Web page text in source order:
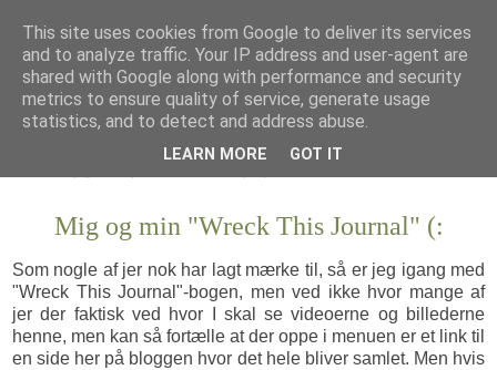
Mig og min "Wreck This Journal" (:
Som nogle af jer nok har lagt mærke til, så er jeg igang med
"Wreck This Journal"-bogen, men ved ikke hvor mange af
jer der faktisk ved hvor I skal se videoerne og billederne
henne, men kan så fortælle at der oppe i menuen er et link til
en side her på bloggen hvor det hele bliver samlet. Men hvis
This site uses cookies from Google to deliver its services
and to analyze traffic. Your IP address and user-agent are
shared with Google along with performance and security
metrics to ensure quality of service, generate usage
statistics, and to detect and address abuse.
LEARN MORE GOT IT